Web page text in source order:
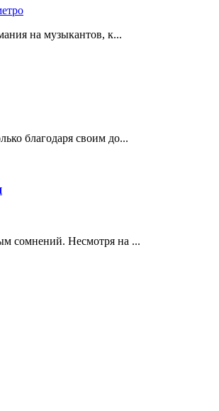
на музыкантов, к...
благодаря своим до...
сомнений. Несмотря на ...